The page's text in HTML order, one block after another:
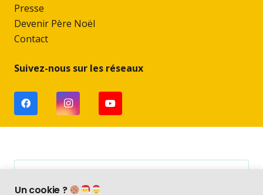
Presse
Devenir Père Noël
Contact
Suivez-nous sur les réseaux
Visio Père Noël
Un cookie ?